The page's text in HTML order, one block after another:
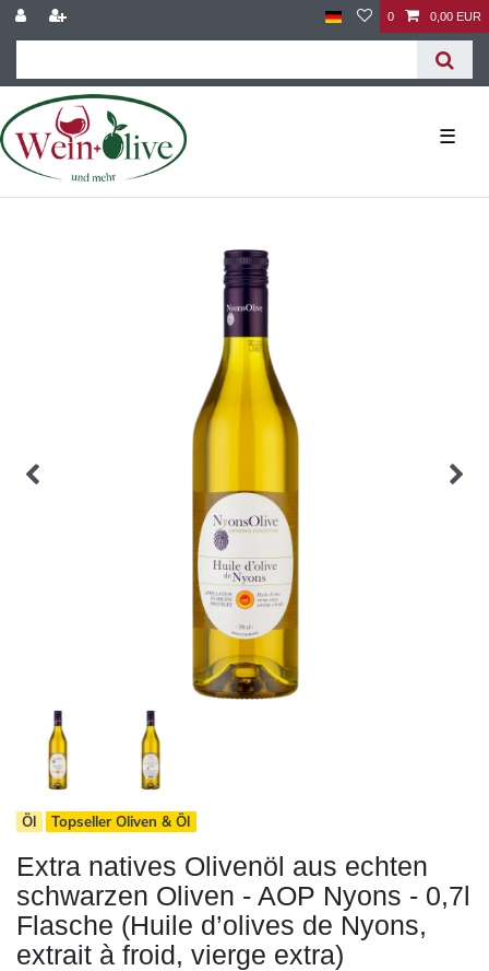
0 0,00 EUR
☰
Öl Topseller Oliven & Öl
Extra natives Olivenöl aus echten
schwarzen Oliven - AOP Nyons - 0,7l
Flasche (Huile d’olives de Nyons,
extrait à froid, vierge extra)